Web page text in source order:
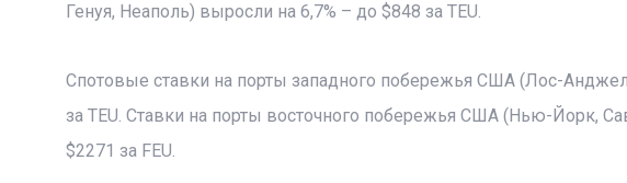
Генуя, Неаполь) выросли на 6,7% – до $848 за TEU.
Спотовые ставки на порты западного побережья США (Лос-
за TEU. Ставки на порты восточного побережья США (Нью-Йорк,
$2271 за FEU.